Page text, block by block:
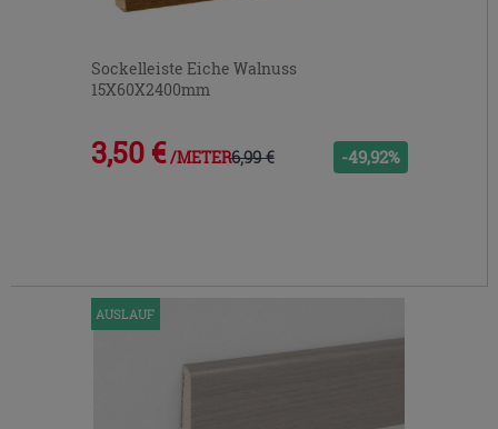
Sockelleiste Eiche Walnuss
15X60X2400mm
3,50 € /METER6,99 € -49,92%
AUSLAUF